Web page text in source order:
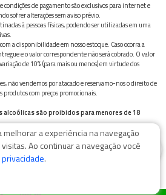
condições de pagamento são exclusivos para internet e
sofrer alterações sem aviso prévio.
à pessoas físicas, podendo ser utilizadas em uma
a disponibilidade em nosso estoque. Caso ocorra a
e o valor correspondente não será cobrado. O valor
de 10% (para mais ou menos) em virtude dos
não vendemos por atacado e reservamo-nos o direito de
com preços promocionais.
alcoólicas são proibidos para menores de 18
química e, em excesso, provoca graves males à saúde.
a experiência na navegação
Ao continuar a navegação você
.